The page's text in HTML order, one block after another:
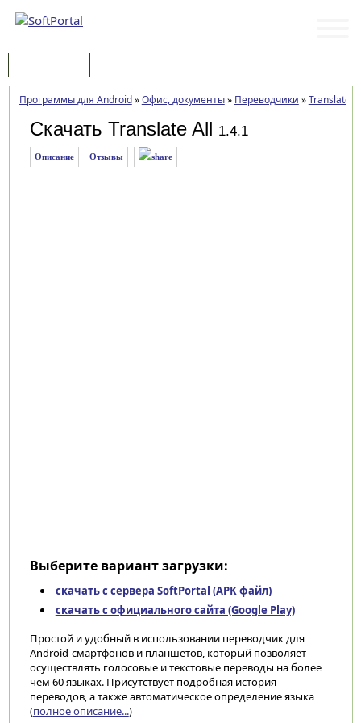
Программы для Android»Офис, документы» Переводчики »Translate
Скачать Translate All 1.4.1
Описание Отзывы
Выберите вариант загрузки:
скачать с сервера SoftPortal (APK файл)
скачать с официального сайта (Google Play)
Простой и удобный в использовании переводчик для
Android-смартфонов и планшетов, который позволяет
осуществлять голосовые и текстовые переводы на более
чем 60 языках. Присутствует подробная история
переводов, а также автоматическое определение языка
(полное описание...)